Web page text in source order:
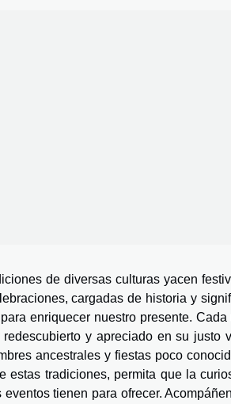
de diversas culturas yacen
cargadas de historia y
enriquecer nuestro presente.
y apreciado en su justo
ancestrales y fiestas poco
estas tradiciones, permita que la
tienen para ofrecer.